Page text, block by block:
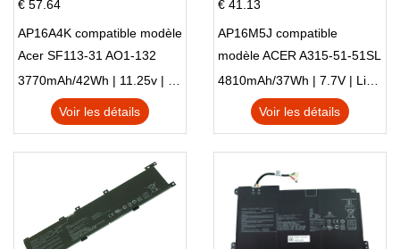
€ 57.64
AP16A4K compatible modèle
Acer SF113-31 AO1-132
NE132
3770mAh/42Wh | 11.25v | Li-ion ...
Voir les détails
€ 41.13
AP16M5J compatible
modèle ACER A315-51-51SL
N17Q1 SERIES
4810mAh/37Wh | 7.7V | Li-ion ...
Voir les détails